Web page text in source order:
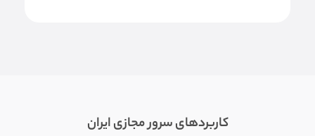
کاربردهای سرور مجازی ایران